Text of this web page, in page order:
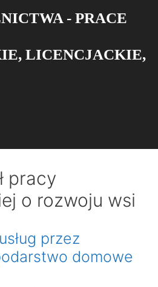
- PRACE
LICENCJACKIE,
pracy
o rozwoju wsi
przez
domowe